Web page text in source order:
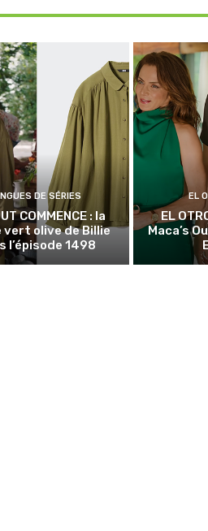
DE SÉRIES
COMMENCE : la
vert olive de Billie
l’épisode 1498
EL
EL
Maca’s